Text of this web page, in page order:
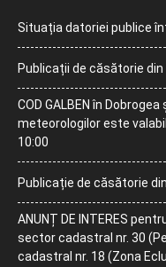
Situația datoriei publice
Publicații de căsătorie din
COD GALBEN în
meteorologilor este
10:00
Publicație de căsătorie
ANUNȚ DE INTERES
sector cadastral nr. 30
cadastral nr. 18 (Zona